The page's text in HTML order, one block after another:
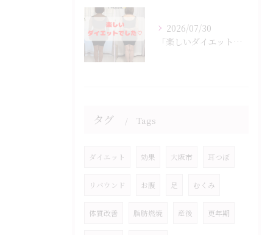
2026/07/30
「楽しいダイエットでした♡」
タグ Tags
ダイエット 効果 大阪市 耳つぼ
リバウンド お腹 足 むくみ
体質改善 脂肪燃焼 産後 更年期